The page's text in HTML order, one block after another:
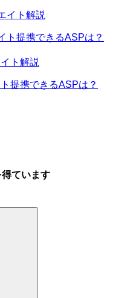
ト提携できるASPは？
提携できるASPは？
ています